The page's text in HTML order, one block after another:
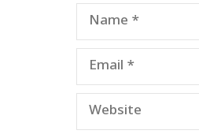
Name
Email
Website